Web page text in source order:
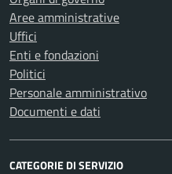
Aree amministrative
Uffici
Enti e fondazioni
Politici
Personale amministrativo
Documenti e dati
CATEGORIE DI SERVIZIO